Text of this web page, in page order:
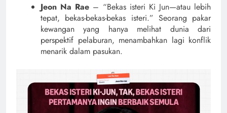
Jeon Na Rae – “Bekas isteri Ki Jun—atau lebih
tepat, bekas-bekas-bekas isteri.” Seorang pakar
kewangan yang hanya melihat dunia dari
perspektif pelaburan, menambahkan lagi konflik
menarik dalam pasukan.